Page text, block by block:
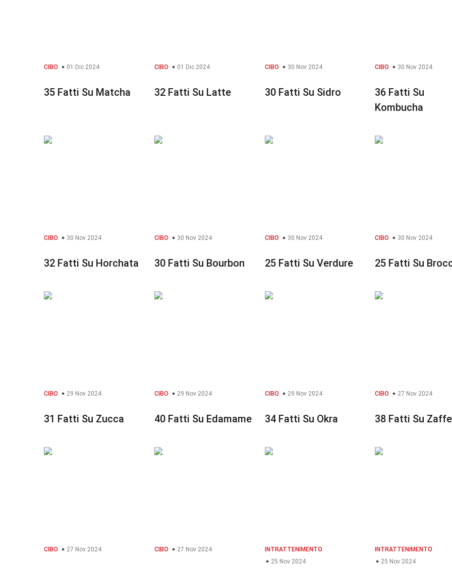
CIBO 01 Dic 2024
35 Fatti Su Matcha
CIBO 01 Dic 2024
32 Fatti Su Latte
CIBO 30 Nov 2024
30 Fatti Su Sidro
CIBO 30 Nov 2024
36 Fatti Su
Kombucha
CIBO 30 Nov 2024
32 Fatti Su Horchata
CIBO 30 Nov 2024
30 Fatti Su Bourbon
CIBO 30 Nov 2024
25 Fatti Su Verdure
CIBO 30 Nov 2024
25 Fatti Su
CIBO 29 Nov 2024
31 Fatti Su Zucca
CIBO 29 Nov 2024
40 Fatti Su Edamame
CIBO 29 Nov 2024
34 Fatti Su Okra
CIBO 27 Nov 2024
38 Fatti Su
CIBO 27 Nov 2024 CIBO 27 Nov 2024
INTRATTENIMENTO
25 Nov 2024
INTRATTENIMENTO
25 Nov 2024